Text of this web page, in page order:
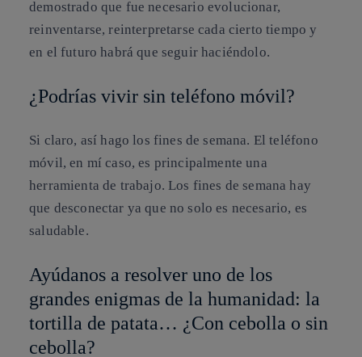
demostrado que fue necesario evolucionar,
reinventarse, reinterpretarse cada cierto tiempo y
en el futuro habrá que seguir haciéndolo.
¿Podrías vivir sin teléfono móvil?
Si claro, así hago los fines de semana. El teléfono
móvil, en mí caso, es principalmente una
herramienta de trabajo. Los fines de semana hay
que desconectar ya que no solo es necesario, es
saludable.
Ayúdanos a resolver uno de los
grandes enigmas de la humanidad: la
tortilla de patata… ¿Con cebolla o sin
cebolla?